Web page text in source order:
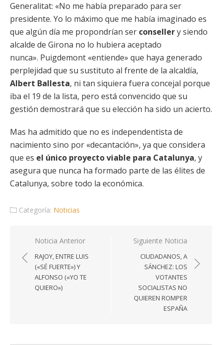
Generalitat: «No me había preparado para ser
presidente. Yo lo máximo que me había imaginado es
que algún día me propondrían ser consellery siendo
alcalde de Girona no lo hubiera aceptado
nunca». Puigdemont «entiende» que haya generado
perplejidad que su sustituto al frente de la alcaldía,
Albert Ballesta, ni tan siquiera fuera concejal porque
iba el 19 de la lista, pero está convencido que su
gestión demostrará que su elección ha sido un acierto.
Mas ha admitido que no es independentista de
nacimiento sino por «decantación», ya que considera
que es el único proyecto viable para Catalunya, y
asegura que nunca ha formado parte de las élites de
Catalunya, sobre todo la económica.
Categoría: Noticias
Navegación
de
entradas
Noticia Anterior
RAJOY, ENTRE LUIS
(«SÉ FUERTE») Y
ALFONSO («YO TE
QUIERO»)
Siguiente Noticia
CIUDADANOS, A
SÁNCHEZ: LOS
VOTANTES
SOCIALISTAS NO
QUIEREN ROMPER
ESPAÑA